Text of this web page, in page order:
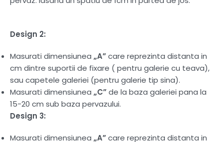
Design 2:
Masurati dimensiunea „A”care reprezinta distanta in
cm dintre suportii de fixare ( pentru galerie cu teava),
sau capetele galeriei (pentru galerie tip sina).
Masurati dimensiunea „C”de la baza galeriei pana la
15-20 cm sub baza pervazului.
Design 3:
Masurati dimensiunea „A”care reprezinta distanta in